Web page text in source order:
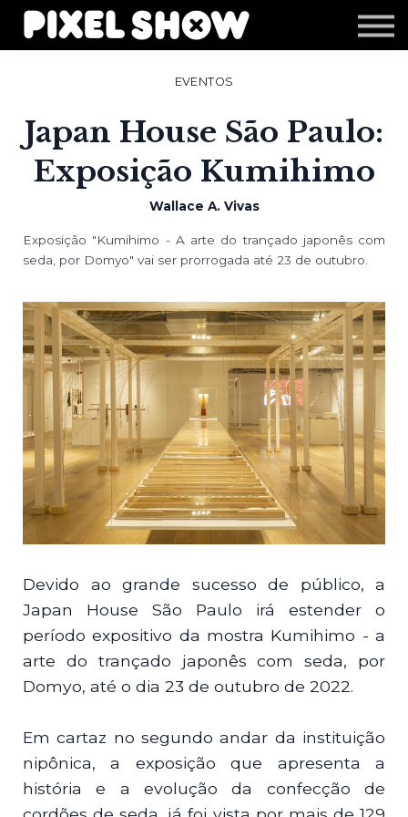
Shop
Revista Zupi
Editais
EVENTOS
Japan House São Paulo:
Exposição Kumihimo
Wallace A. Vivas
Exposição "Kumihimo - A arte do trançado japonês com
seda, por Domyo" vai ser prorrogada até 23 de outubro.
Devido ao grande sucesso de público, a
Japan House São Paulo irá estender o
período expositivo da mostra Kumihimo - a
arte do trançado japonês com seda, por
Domyo, até o dia 23 de outubro de 2022.
Em cartaz no segundo andar da instituição
nipônica, a exposição que apresenta a
história e a evolução da confecção de